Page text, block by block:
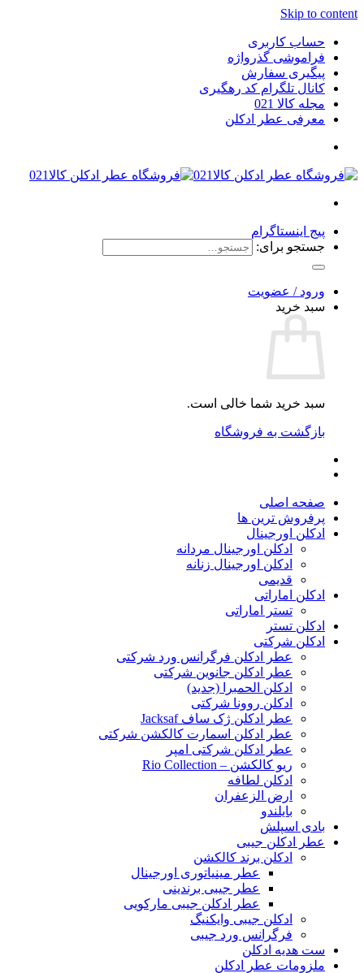
Skip to content
حساب کاربری
فراموشی گذرواژه
پیگیری سفارش
کانال تلگرام کد رهگیری
مجله کالا 021
معرفی عطر ادکلن
پیج اینستاگرام
جستجو برای:
ورود / عضویت
سبد خرید
سبد خرید شما خالی است.
بازگشت به فروشگاه
صفحه اصلی
پرفروش ترین ها
ادکلن اورجینال
ادکلن اورجینال مردانه
ادکلن اورجینال زنانه
قدیمی
ادکلن اماراتی
تستر اماراتی
ادکلن تستر
ادکلن شرکتی
عطر ادکلن فرگرانس ورد شرکتی
عطر ادکلن جانوین شرکتی
ادکلن الحمبرا (جدید)
ادکلن روونا شرکتی
عطر ادکلن ژک‌ ساف Jacksaf
عطر ادکلن اسمارت کالکشن شرکتی
عطر ادکلن شرکتی امپر
ریو کالکشن – Rio Collection
ادکلن لطافه
ارض الزعفران
بایلندو
بادی اسپلش
عطر ادکلن جیبی
ادکلن برند کالکشن
عطر مینیاتوری اورجینال
عطر جیبی برندینی
عطر ادکلن جیبی مارکویی
ادکلن جیبی وایکنیگ
فرگرانس ورد جیبی
ست هدیه ادکلن
ملزومات عطر ادکلن